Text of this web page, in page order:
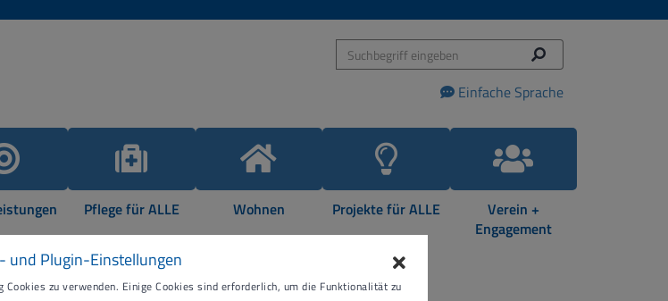
Einfache Sprache
Pflege für ALLE Wohnen Projekte für ALLE
Verein +
Engagement
und Plugin-Einstellungen
zu verwenden. Einige Cookies sind erforderlich, um die Funktionalität zu